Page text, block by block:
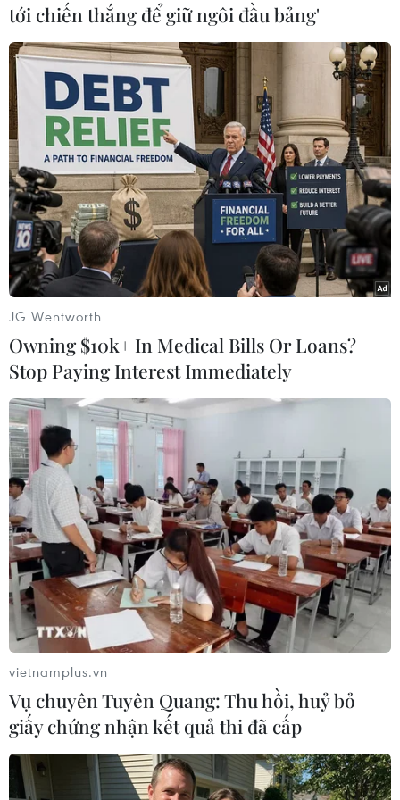
#Giàn khoan Hải Dương 981
#Haiyang Shiyou 981
#Biển Đông
#Bộ Ngoại giao Pháp
#Vùng đặc quyền kinh tế EEZ
#Thềm lục địa
#Căng thẳng
#Quan ngại
#Luật Biển
#An toàn hàng hải
#Tàu Trung Quốc
Pháp
Trung Quốc
Theo dõi VietnamPlus
Thế giới lên tiếng vụ giàn khoan Haiyang Shiyou
981
Báo Mỹ: Giàn khoan HD-981 có thể gây căng
thẳng bùng phát trở lại
Hội đồng quan hệ quốc tế Argentina tổ chức hội
thảo về Biển Đông
Mỹ muốn xoa dịu căng thẳng trên Biển Đông ở
Hội nghị ASEAN
Học giả quốc tế dự Hội thảo về "giàn khoan trái
phép Hải Dương 981"
Mỹ kêu gọi tránh hành động leo thang mới tại
Biển Đông
tới chiến thắng để giữ ngôi đầu bảng'
JG Wentworth
Owning $10k+ In Medical Bills Or Loans?
Stop Paying Interest Immediately
vietnamplus.vn
Vụ chuyên Tuyên Quang: Thu hồi, huỷ bỏ
giấy chứng nhận kết quả thi đã cấp